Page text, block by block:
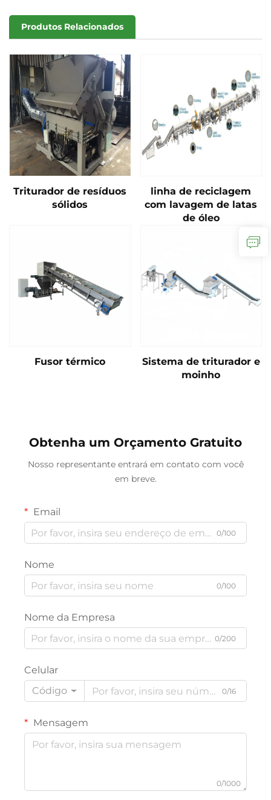
Produtos Relacionados
Triturador de resíduos
sólidos
linha de reciclagem
com lavagem de latas
de óleo
Fusor térmico
Sistema de triturador e
moinho
Obtenha um Orçamento Gratuito
Nosso representante entrará em contato com você
em breve.
Email
0/100
Nome
0/100
Nome da Empresa
0/200
Celular
Código
0/16
Mensagem
0/1000